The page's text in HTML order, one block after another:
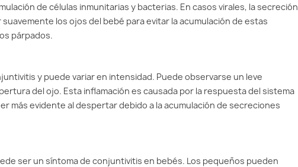
de células inmunitarias y bacterias. En casos virales, la secreción
los ojos del bebé para evitar la acumulación de estas
párpados.
y puede variar en intensidad. Puede observarse un leve
del ojo. Esta inflamación es causada por la respuesta del sistema
más evidente al despertar debido a la acumulación de secreciones
ser un síntoma de conjuntivitis en bebés. Los pequeños pueden